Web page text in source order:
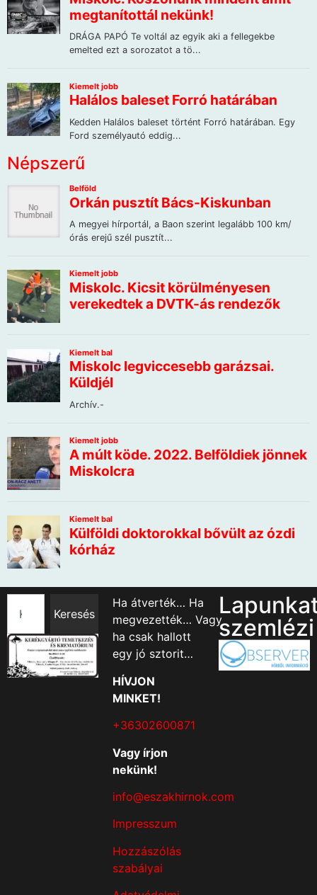
Népszerű
Keresés
Ha átverték… Ha
megvezették… Vagy
ha csak hallott
egy jó sztorit…
HÍVJON
MINKET!
+36302600871
Vagy írjon
nekünk!
info@eszakhirnok.com
Impresszum
Hozzászólás
szabályai
szemlézi